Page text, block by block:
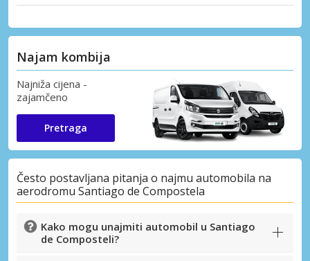
Najam kombija
Najniža cijena -
zajamčeno
Pretraga
Često postavljana pitanja o najmu automobila na
aerodromu Santiago de Compostela
Kako mogu unajmiti automobil u Santiago
de Composteli?